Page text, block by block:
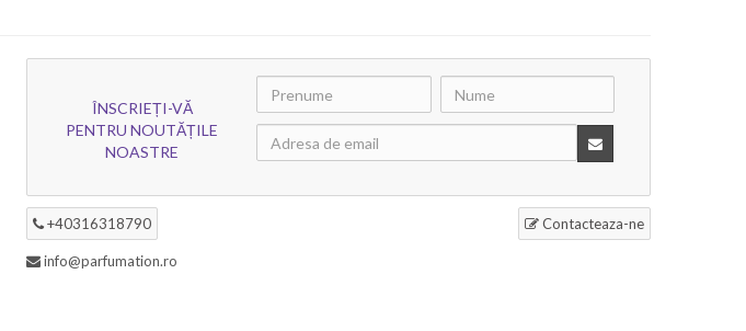
ÎNSCRIEȚI-VĂ
PENTRU NOUTĂȚILE
NOASTRE
+40316318790 Contacteaza-ne
info@parfumation.ro